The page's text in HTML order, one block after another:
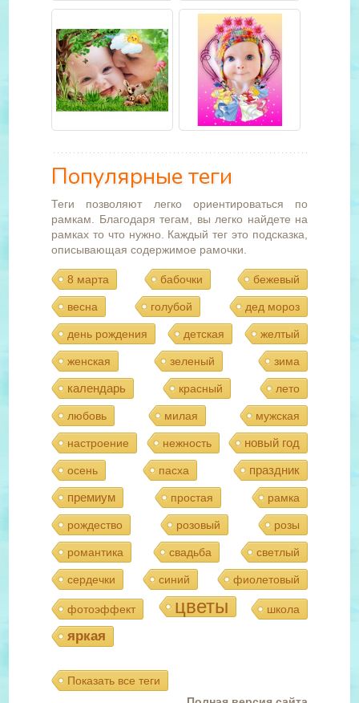
Популярные теги
Теги позволяют легко ориентироваться по
рамкам. Благодаря тегам, вы легко найдете на
рамках то что нужно. Каждый тег это подсказка,
описывающая содержимое рамочки.
8 марта бабочки бежевый
весна голубой дед мороз
день рождения детская желтый
женская зеленый зима
календарь красный лето
любовь милая мужская
настроение нежность новый год
осень пасха
праздник
премиум
простая рамка
рождество розовый розы
романтика свадьба светлый
сердечки синий фиолетовый
фотоэффект цветы школа
яркая
Показать все теги